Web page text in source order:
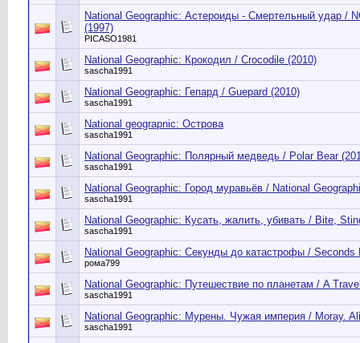
National Geographic: Астероиды - Смертельный удар /
(1997)
PICASO1981
National Geographic: Крокодил / Crocodile (2010)
sascha1991
National Geographic: Гепард / Guepard (2010)
sascha1991
National geograpnic: Острова
sascha1991
National Geographic: Полярный медведь / Polar Bear
sascha1991
National Geographic: Город муравьёв / National
sascha1991
National Geographic: Кусать, жалить, убивать / Bite,
sascha1991
National Geographic: Секунды до катастрофы / Seconds
рома799
National Geographic: Путешествие по планетам / A
sascha1991
National Geographic: Мурены. Чужая империя / Moray.
sascha1991